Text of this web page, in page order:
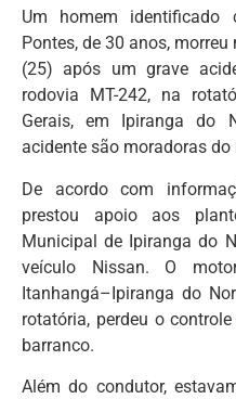
Um homem identificado
Pontes, de 30 anos,
(25) após um grave
rodovia MT-242, na
Gerais, em Ipiranga do
acidente são moradoras
De acordo com
prestou apoio aos
Municipal de Ipiranga do
veículo Nissan. O
Itanhangá–Ipiranga do
rotatória, perdeu o
barranco.
Além do condutor,